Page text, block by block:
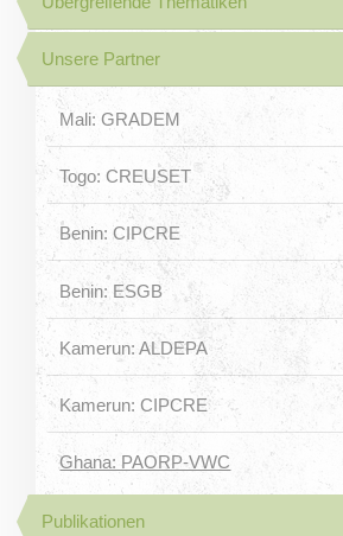
Unsere Partner
Mali: GRADEM
Togo: CREUSET
Benin: CIPCRE
Benin: ESGB
Kamerun: ALDEPA
Kamerun: CIPCRE
Ghana: PAORP-VWC
Publikationen